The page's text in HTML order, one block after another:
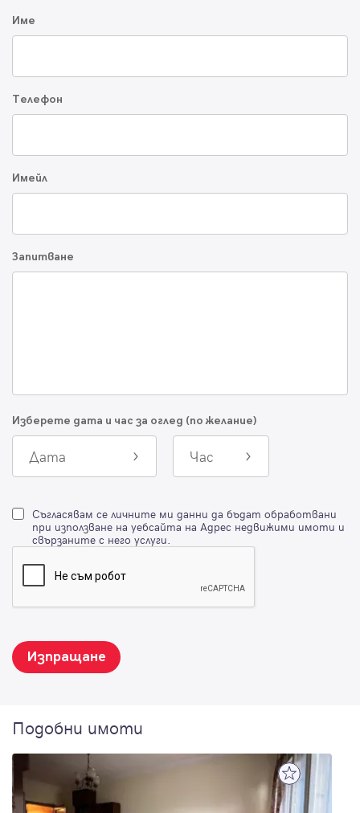
Име
Телефон
Имейл
Запитване
Изберете дата и час за оглед (по желание)
Дата Час
Съгласявам се личните ми данни да бъдат обработвани
при използване на уебсайта на Адрес недвижими имоти и
свързаните с него услуги.
Изпращане
Подобни имоти